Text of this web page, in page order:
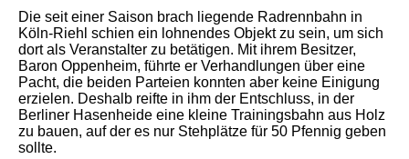
Die seit einer Saison brach liegende Radrennbahn in
Köln-Riehl schien ein lohnendes Objekt zu sein, um sich
dort als Veranstalter zu betätigen. Mit ihrem Besitzer,
Baron Oppenheim, führte er Verhandlungen über eine
Pacht, die beiden Parteien konnten aber keine Einigung
erzielen. Deshalb reifte in ihm der Entschluss, in der
Berliner Hasenheide eine kleine Trainingsbahn aus Holz
zu bauen, auf der es nur Stehplätze für 50 Pfennig geben
sollte.